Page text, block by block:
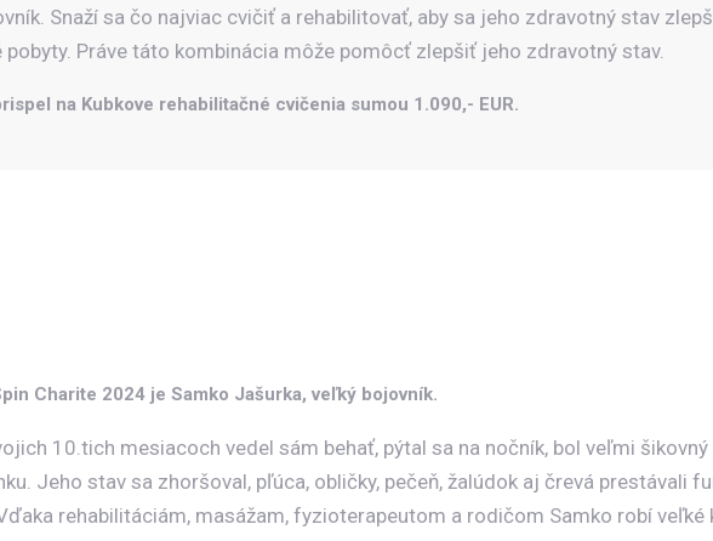
Snaží sa čo najviac cvičiť a rehabilitovať, aby sa jeho zdravotný stav
Práve táto kombinácia môže pomôcť zlepšiť jeho zdravotný stav.
na Kubkove rehabilitačné cvičenia sumou 1.090,- EUR.
Charite 2024 je Samko Jašurka, veľký bojovník.
10.tich mesiacoch vedel sám behať, pýtal sa na nočník, bol veľmi
Jeho stav sa zhoršoval, pľúca, obličky, pečeň, žalúdok aj črevá prestávali
rehabilitáciám, masážam, fyzioterapeutom a rodičom Samko robí veľké